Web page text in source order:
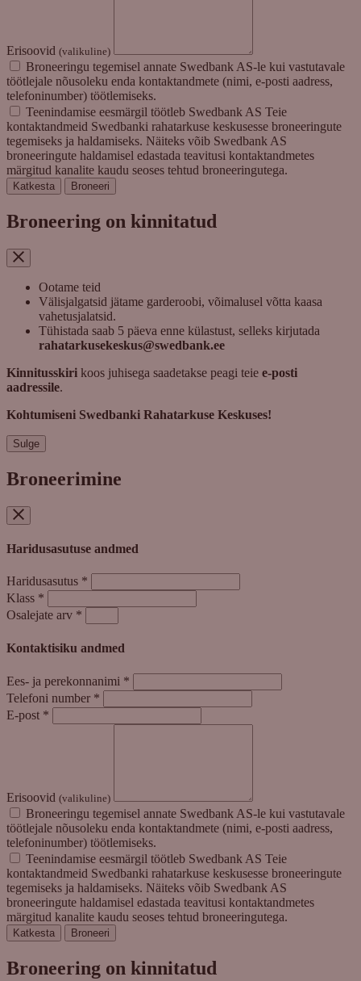
Erisoovid (valikuline)
Broneeringu tegemisel annate Swedbank AS-le kui vastutavale
töötlejale nõusoleku enda kontaktandmete (nimi, e-posti aadress,
telefoninumber) töötlemiseks.
Teenindamise eesmärgil töötleb Swedbank AS Teie
kontaktandmeid Swedbanki rahatarkuse keskusesse broneeringute
tegemiseks ja haldamiseks. Näiteks võib Swedbank AS
broneeringute haldamisel edastada teavitusi kontaktandmetes
märgitud kanalite kaudu seoses tehtud broneeringutega.
Katkesta Broneeri
Broneering on kinnitatud
Ootame teid
Välisjalgatsid jätame garderoobi, võimalusel võtta kaasa
vahetusjalatsid.
Tühistada saab 5 päeva enne külastust, selleks kirjutada
rahatarkusekeskus@swedbank.ee
Kinnitusskiri koos juhisega saadetakse peagi teie e-posti
aadressile.
Kohtumiseni Swedbanki Rahatarkuse Keskuses!
Sulge
Broneerimine
Haridusasutuse andmed
Haridusasutus *
Klass *
Osalejate arv *
Kontaktisiku andmed
Ees- ja perekonnanimi *
Telefoni number *
E-post *
Erisoovid (valikuline)
Broneeringu tegemisel annate Swedbank AS-le kui vastutavale
töötlejale nõusoleku enda kontaktandmete (nimi, e-posti aadress,
telefoninumber) töötlemiseks.
Teenindamise eesmärgil töötleb Swedbank AS Teie
kontaktandmeid Swedbanki rahatarkuse keskusesse broneeringute
tegemiseks ja haldamiseks. Näiteks võib Swedbank AS
broneeringute haldamisel edastada teavitusi kontaktandmetes
märgitud kanalite kaudu seoses tehtud broneeringutega.
Katkesta Broneeri
Broneering on kinnitatud